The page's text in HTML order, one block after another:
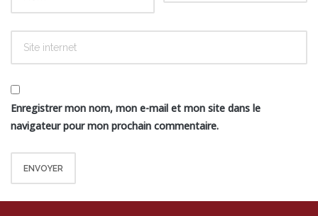
Enregistrer mon nom, mon e-mail et mon site dans le
navigateur pour mon prochain commentaire.